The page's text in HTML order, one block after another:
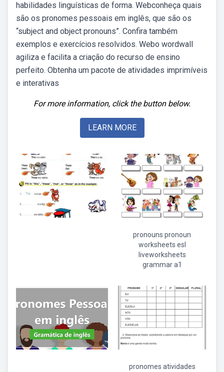
habilidades linguísticas de forma. Webconheça quais
são os pronomes pessoais em inglês, que são os
“subject and object pronouns”. Confira também
exemplos e exercícios resolvidos. Webo wordwall
agiliza e facilita a criação do recurso de ensino
perfeito. Obtenha um pacote de atividades imprimíveis
e interativas
For more information, click the button below.
LEARN MORE
pronouns pronoun
worksheets esl
liveworksheets
grammar a1
pronomes atividades